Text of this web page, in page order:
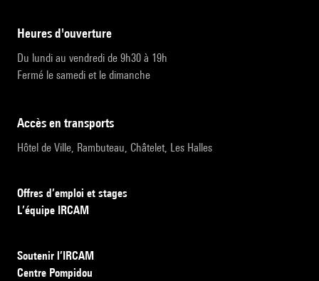
heures d'ouverture
Du lundi au vendredi de 9h30 à 19h
Fermé le samedi et le dimanche
accès en transports
Hôtel de Ville, Rambuteau, Châtelet, Les Halles
Offres d’emploi et stages
L’équipe IRCAM
Soutenir l’IRCAM
Centre Pompidou